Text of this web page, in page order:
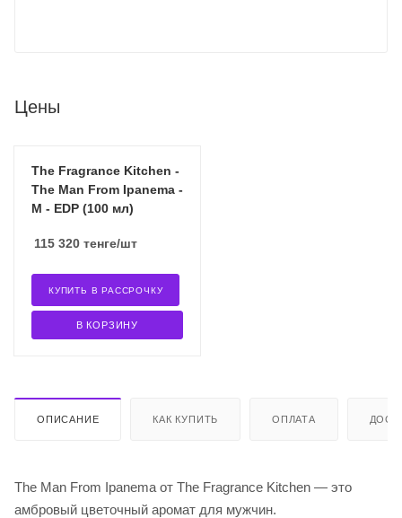
Цены
The Fragrance Kitchen -
The Man From Ipanema -
M - EDP (100 мл)
115 320 тенге/шт
В КОРЗИНУ
КУПИТЬ В РАССРОЧКУ
ОПИСАНИЕ КАК КУПИТЬ ОПЛАТА
The Man From Ipanema от The Fragrance Kitchen — это
амбровый цветочный аромат для мужчин.